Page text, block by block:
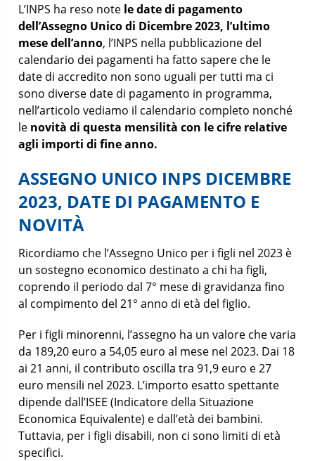
L’INPS ha reso note le date di pagamento
dell’Assegno Unico di Dicembre 2023, l’ultimo
mese dell’anno, l’INPS nella pubblicazione del
calendario dei pagamenti ha fatto sapere che le
date di accredito non sono uguali per tutti ma ci
sono diverse date di pagamento in programma,
nell’articolo vediamo il calendario completo nonché
le novità di questa mensilità con le cifre relative
agli importi di fine anno.
ASSEGNO UNICO INPS DICEMBRE
2023, DATE DI PAGAMENTO E
NOVITÀ
Ricordiamo che l’Assegno Unico per i figli nel 2023 è
un sostegno economico destinato a chi ha figli,
coprendo il periodo dal 7° mese di gravidanza fino
al compimento del 21° anno di età del figlio.
Per i figli minorenni, l’assegno ha un valore che varia
da 189,20 euro a 54,05 euro al mese nel 2023. Dai 18
ai 21 anni, il contributo oscilla tra 91,9 euro e 27
euro mensili nel 2023. L’importo esatto spettante
dipende dall’ISEE (Indicatore della Situazione
Economica Equivalente) e dall’età dei bambini.
Tuttavia, per i figli disabili, non ci sono limiti di età
specifici.